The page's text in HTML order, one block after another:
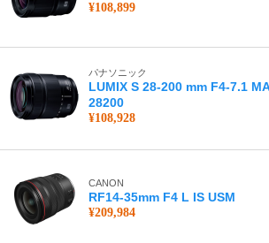
¥108,899
パナソニック
LUMIX S 28-200 mm F4-7.1
28200
¥108,928
CANON
RF14-35mm F4 L IS USM
¥209,984